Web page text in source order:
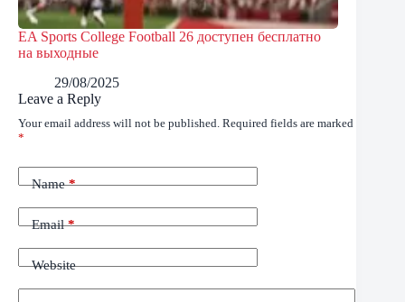
EA Sports College Football 26 доступен бесплатно
на выходные
29/08/2025
Leave a Reply
Your email address will not be published. Required fields are marked
*
Name*
Email*
Website